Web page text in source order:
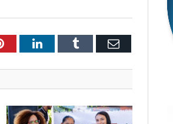
PinterestLinkedInTumblr Email